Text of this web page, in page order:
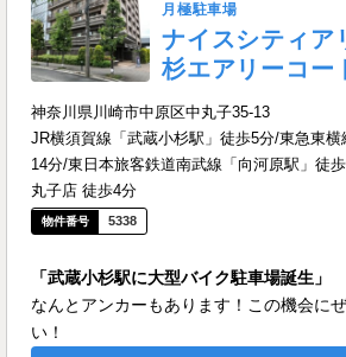
月極駐車場
ナイスシティア
杉エアリーコー
神奈川県川崎市中原区中丸子35-13
JR横須賀線「武蔵小杉駅」徒歩5分/東急東
14分/東日本旅客鉄道南武線「向河原駅」徒
丸子店 徒歩4分
5338
「武蔵小杉駅に大型バイク駐車場誕生」
なんとアンカーもあります！この機会に
い！